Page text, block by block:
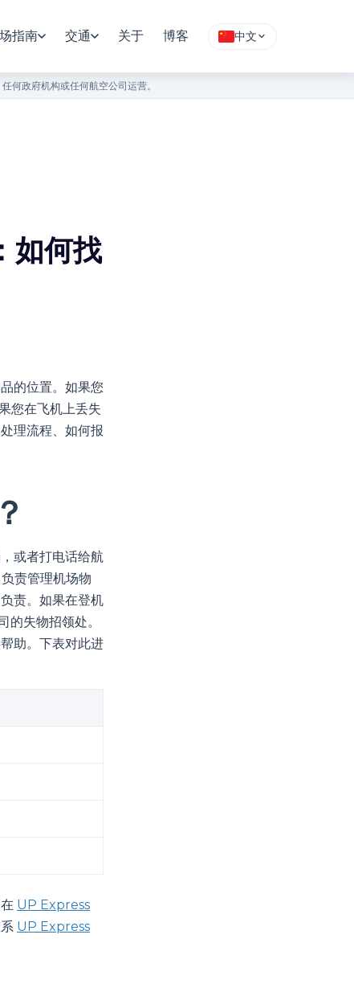
指南 交通 关于 博客 中文
何政府机构或任何航空公司运营。
如何找
的位置。如果您
您在飞机上丢失
理流程、如何报
或者打电话给航
责管理机场物
责。如果在登机
的失物招领处。
助。下表对此进
UP Express
UP Express